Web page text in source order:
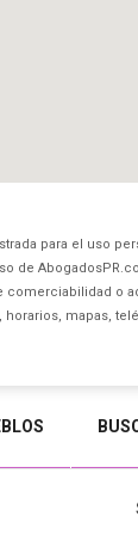
para el uso
de
comerciabilidad o
mapas,